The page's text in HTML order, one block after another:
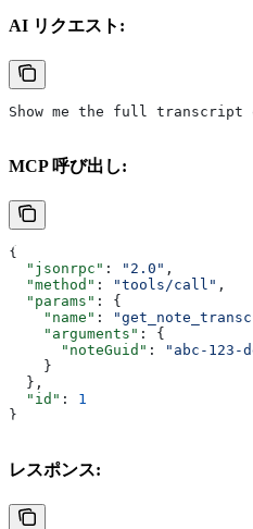
AI リクエスト:
Show me the full transcript
MCP 呼び出し:
{
  "jsonrpc"
: "2.0" ,
  "method"
: "tools/call" ,
  "params"
: {
    "name"
:
    "arguments"
: {
      "noteGuid"
:
"abc-123-
    }
  },
  "id"
: 1
}
レスポンス: